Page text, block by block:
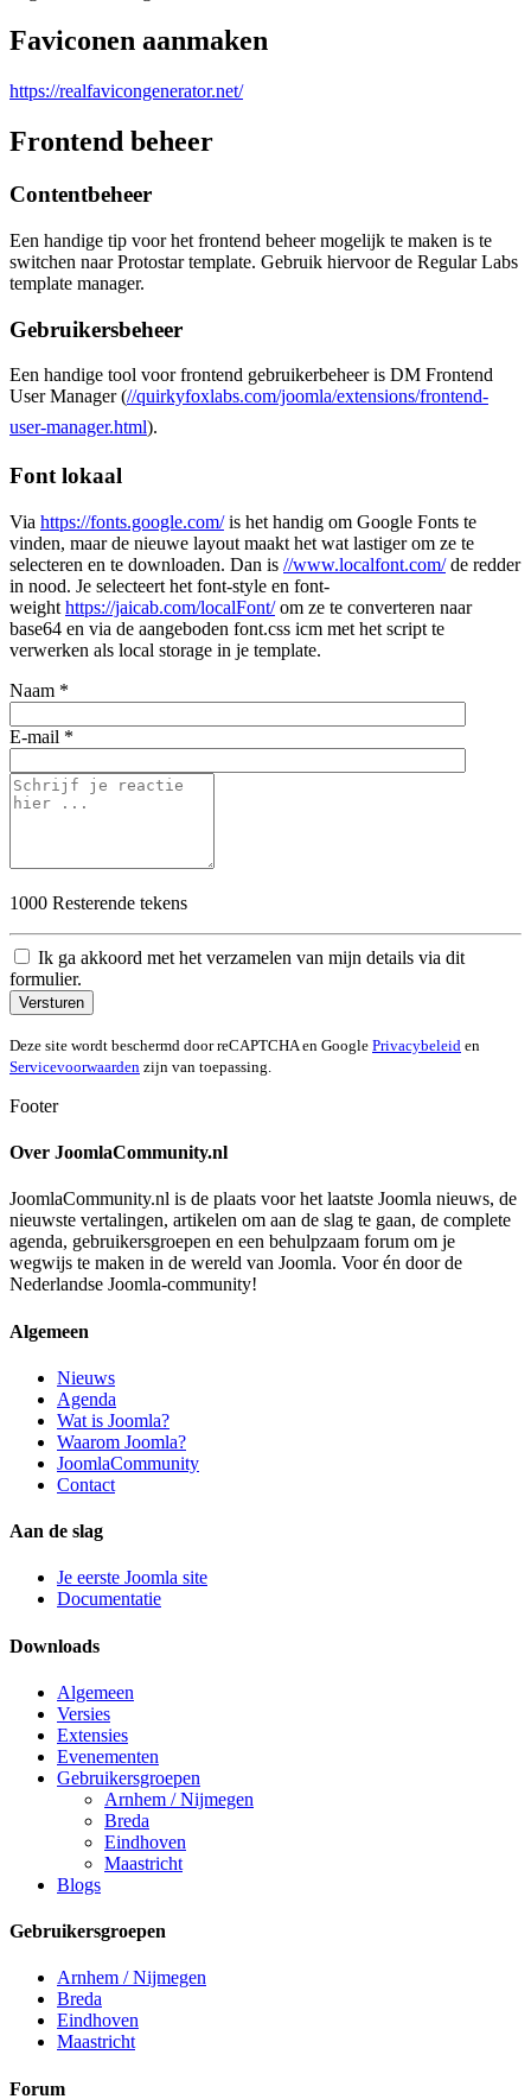
Faviconen aanmaken
https://realfavicongenerator.net/
Frontend beheer
Contentbeheer
Een handige tip voor het frontend beheer mogelijk te maken is te
switchen naar Protostar template. Gebruik hiervoor de Regular Labs
template manager.
Gebruikersbeheer
Een handige tool voor frontend gebruikerbeheer is DM Frontend
User Manager (//quirkyfoxlabs.com/joomla/extensions/frontend-
user-manager.html).
Font lokaal
Via https://fonts.google.com/is het handig om Google Fonts te
vinden, maar de nieuwe layout maakt het wat lastiger om ze te
selecteren en te downloaden. Dan is //www.localfont.com/de redder
in nood. Je selecteert het font-style en font-
weight https://jaicab.com/localFont/om ze te converteren naar
base64 en via de aangeboden font.css icm met het script te
verwerken als local storage in je template.
Naam *
E-mail *
1000 Resterende tekens
Ik ga akkoord met het verzamelen van mijn details via dit
formulier.
Versturen
Deze site wordt beschermd door reCAPTCHA en Google Privacybeleid en
Servicevoorwaarden zijn van toepassing.
Footer
Over JoomlaCommunity.nl
JoomlaCommunity.nl is de plaats voor het laatste Joomla nieuws, de
nieuwste vertalingen, artikelen om aan de slag te gaan, de complete
agenda, gebruikersgroepen en een behulpzaam forum om je
wegwijs te maken in de wereld van Joomla. Voor én door de
Nederlandse Joomla-community!
Algemeen
Nieuws
Agenda
Wat is Joomla?
Waarom Joomla?
JoomlaCommunity
Contact
Aan de slag
Je eerste Joomla site
Documentatie
Downloads
Algemeen
Versies
Extensies
Evenementen
Gebruikersgroepen
Arnhem / Nijmegen
Breda
Eindhoven
Maastricht
Blogs
Gebruikersgroepen
Arnhem / Nijmegen
Breda
Eindhoven
Maastricht
Forum